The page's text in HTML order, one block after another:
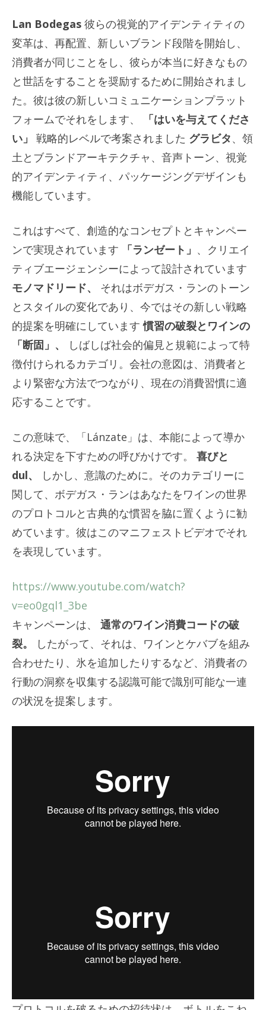
Lan Bodegas 彼らの視覚的アイデンティティの
変革は、再配置、新しいブランド段階を開始し、
消費者が同じことをし、彼らが本当に好きなもの
と世話をすることを奨励するために開始されまし
た。彼は彼の新しいコミュニケーションプラット
フォームでそれをします、
「はいを与えてくださ
い」 戦略的レベルで考案されました グラビタ、領
土とブランドアーキテクチャ、音声トーン、視覚
的アイデンティティ、パッケージングデザインも
機能しています。
これはすべて、創造的なコンセプトとキャンペー
ンで実現されています 「ランゼート」 、クリエイ
ティブエージェンシーによって設計されています
モノマドリード、 それはボデガス・ランのトーン
とスタイルの変化であり、今ではその新しい戦略
的提案を明確にしています慣習の破裂とワインの
「断固」、
しばしば社会的偏見と規範によって特
徴付けられるカテゴリ。会社の意図は、消費者と
より緊密な方法でつながり、現在の消費習慣に適
応することです。
この意味で、「Lánzate」は、本能によって導か
れる決定を下すための呼びかけです。 喜びと
dul、
しかし、意識のために。そのカテゴリーに
関して、ボデガス・ランはあなたをワインの世界
のプロトコルと古典的な慣習を脇に置くように勧
めています。彼はこのマニフェストビデオでそれ
を表現しています。
https://www.youtube.com/watch?
v=eo0gql1_3be
キャンペーンは、 通常のワイン消費コードの破
裂。
したがって、それは、ワインとケバブを組み
合わせたり、氷を追加したりするなど、消費者の
行動の洞察を収集する認識可能で識別可能な一連
の状況を提案します。